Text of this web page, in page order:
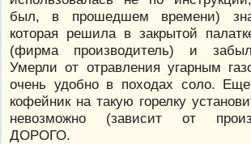
был, в прошедшем времени)
которая решила в закрытой
(фирма производитель) и
Умерли от отравления угарным
очень удобно в походах соло.
кофейник на такую горелку
невозможно (зависит от
ДОРОГО.